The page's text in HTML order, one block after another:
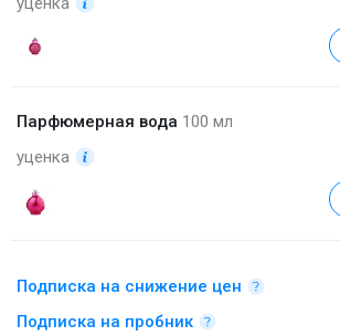
Парфюмерная вода 100 мл
уценка
Подписка на снижение цен
Подписка на пробник